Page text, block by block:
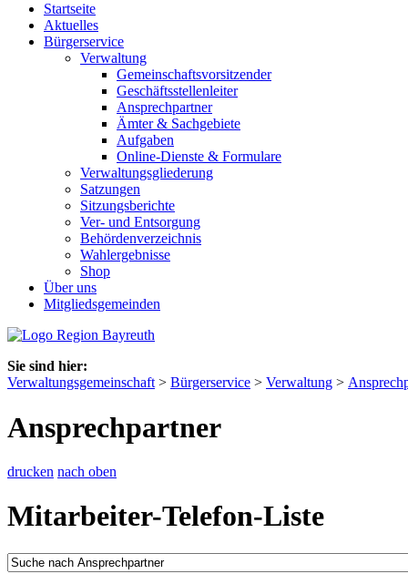
Startseite
Aktuelles
Bürgerservice
Verwaltung
Gemeinschaftsvorsitzender
Geschäftsstellenleiter
Ansprechpartner
Ämter & Sachgebiete
Aufgaben
Online-Dienste & Formulare
Verwaltungsgliederung
Satzungen
Sitzungsberichte
Ver- und Entsorgung
Behördenverzeichnis
Wahlergebnisse
Shop
Über uns
Mitgliedsgemeinden
Sie sind hier:
Verwaltungsgemeinschaft > Bürgerservice > Verwaltung >
Ansprechpartner
drucken nach oben
Mitarbeiter-Telefon-Liste